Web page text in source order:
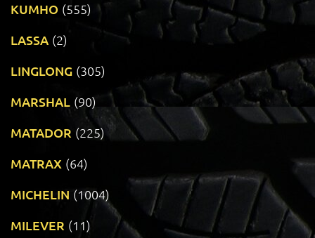
KUMHO (555)
LASSA (2)
LINGLONG (305)
MARSHAL (90)
MATADOR (225)
MATRAX (64)
MICHELIN (1004)
MILEVER (11)